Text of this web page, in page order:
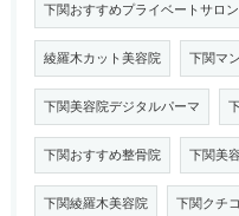
下関おすすめプライベートサロン
綾羅木カット美容院 下関マ
下関美容院デジタルパーマ
下関おすすめ整骨院 下関美
下関綾羅木美容院 下関クチ